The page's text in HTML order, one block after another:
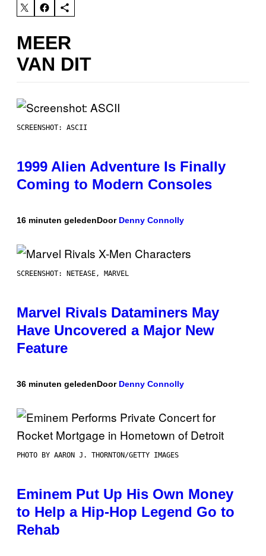
MEER
VAN DIT
SCREENSHOT: ASCII
1999 Alien Adventure Is Finally
Coming to Modern Consoles
16 minuten geledenDoor Denny Connolly
SCREENSHOT: NETEASE, MARVEL
Marvel Rivals Dataminers May
Have Uncovered a Major New
Feature
36 minuten geledenDoor Denny Connolly
PHOTO BY AARON J. THORNTON/GETTY IMAGES
Eminem Put Up His Own Money
to Help a Hip-Hop Legend Go to
Rehab